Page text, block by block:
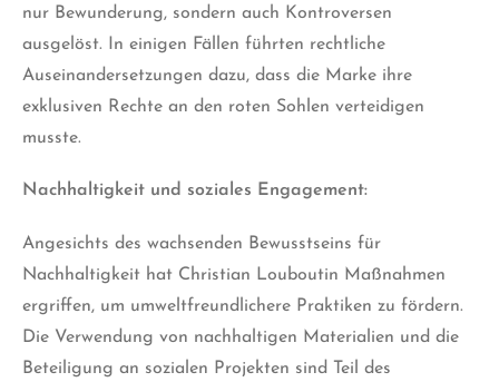
nur Bewunderung, sondern auch Kontroversen
ausgelöst. In einigen Fällen führten rechtliche
Auseinandersetzungen dazu, dass die Marke ihre
exklusiven Rechte an den roten Sohlen verteidigen
musste.
Nachhaltigkeit und soziales Engagement:
Angesichts des wachsenden Bewusstseins für
Nachhaltigkeit hat Christian Louboutin Maßnahmen
ergriffen, um umweltfreundlichere Praktiken zu fördern.
Die Verwendung von nachhaltigen Materialien und die
Beteiligung an sozialen Projekten sind Teil des